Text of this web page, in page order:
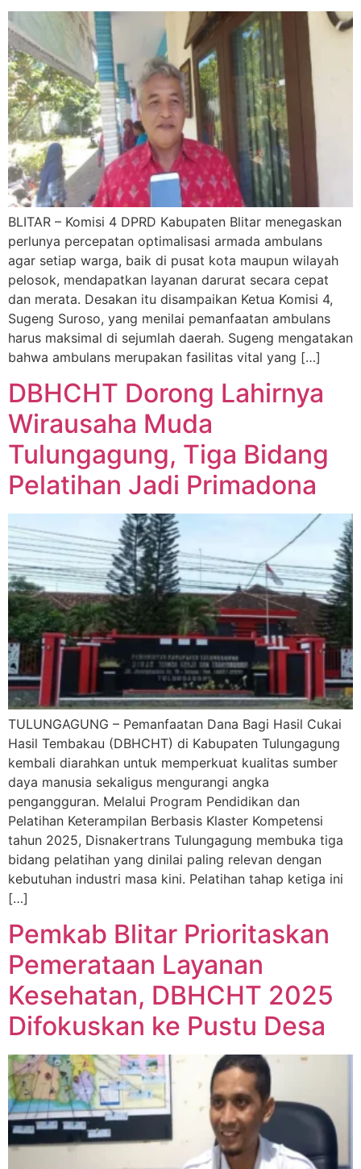
BLITAR – Komisi 4 DPRD Kabupaten Blitar menegaskan
perlunya percepatan optimalisasi armada ambulans
agar setiap warga, baik di pusat kota maupun wilayah
pelosok, mendapatkan layanan darurat secara cepat
dan merata. Desakan itu disampaikan Ketua Komisi 4,
Sugeng Suroso, yang menilai pemanfaatan ambulans
harus maksimal di sejumlah daerah. Sugeng mengatakan
bahwa ambulans merupakan fasilitas vital yang […]
DBHCHT Dorong Lahirnya
Wirausaha Muda
Tulungagung, Tiga Bidang
Pelatihan Jadi Primadona
TULUNGAGUNG – Pemanfaatan Dana Bagi Hasil Cukai
Hasil Tembakau (DBHCHT) di Kabupaten Tulungagung
kembali diarahkan untuk memperkuat kualitas sumber
daya manusia sekaligus mengurangi angka
pengangguran. Melalui Program Pendidikan dan
Pelatihan Keterampilan Berbasis Klaster Kompetensi
tahun 2025, Disnakertrans Tulungagung membuka tiga
bidang pelatihan yang dinilai paling relevan dengan
kebutuhan industri masa kini. Pelatihan tahap ketiga ini
[…]
Pemkab Blitar Prioritaskan
Pemerataan Layanan
Kesehatan, DBHCHT 2025
Difokuskan ke Pustu Desa